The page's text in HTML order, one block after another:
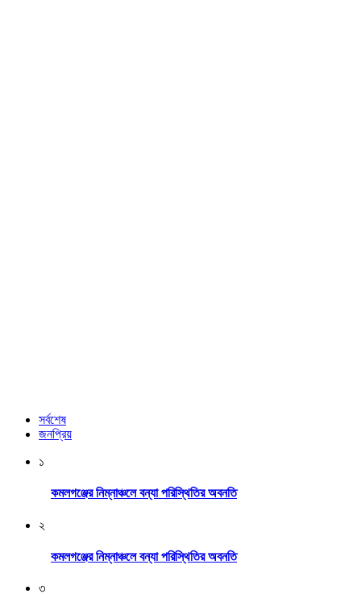
সর্বশেষ
জনপ্রিয়
১
কমলগঞ্জের নিম্নাঞ্চলে বন্যা পরিস্থিতির অবনতি
২
কমলগঞ্জের নিম্নাঞ্চলে বন্যা পরিস্থিতির অবনতি
৩